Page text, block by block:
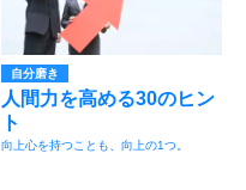
自分磨き
人間力を高める30のヒン
ト
向上心を持つことも、向上の1つ。